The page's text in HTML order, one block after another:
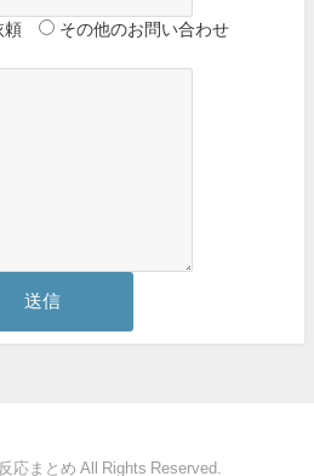
頼
その他のお問い合わせ
応まとめ All Rights Reserved.